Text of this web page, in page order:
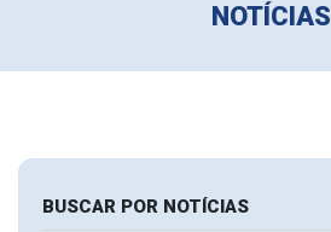
NOTÍCIAS
BUSCAR POR NOTÍCIAS